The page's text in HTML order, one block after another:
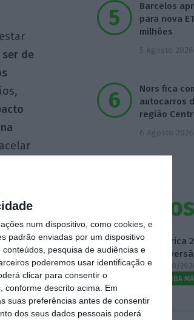
num dispositivo, como cookies, e
padrão enviadas por um dispositivo
pesquisa de audiências e
poderemos usar identificação e
clicar para consentir o
conforme descrito acima. Em
suas preferências antes de consentir
dos seus dados pessoais poderá
ser de
de
Barcelos
para nova
milhões
5 Agosto 2026
Nors fica
autocarros
região
6 Agosto 2026
Eventos
Fábrica
14/10/
SAIBA